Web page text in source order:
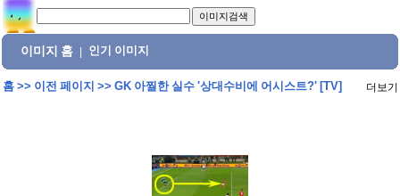
이미지 홈 인기 이미지
홈>> 이전 페이지 >> GK 아찔한 실수 '상대수비에 어시스트?' [TV] 더보기